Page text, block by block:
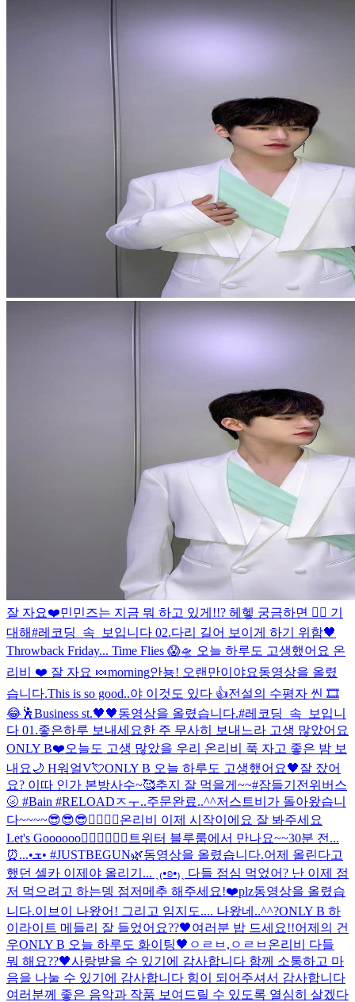
잘 자요❤️민민즈는 지금 뭐 하고 있게!!? 헤헿 궁금하면 ✌🏻 기
대해#레코딩_속_보입니다 02.다리 길어 보이게 하기 위함🖤
Throwback Friday... Time Flies 😱🛸 오늘 하루도 고생했어요 온
리비 ❤️ 잘 자요 🍬morning안뇽! 오랜만이야요동영상을 올렸
습니다.This is so good..야 이것도 있다 👍전설의 수평자 씬 🎞
😂 🕺Business st.🖤🖤동영상을 올렸습니다.#레코딩_속_보입니
다 01.좋은하루 보내세요한 주 무사히 보내느라 고생 많았어요
ONLY B❤️오늘도 고생 많았을 우리 온리비 푹 자고 좋은 밤 보
내요🌙 H워얼V💘ONLY B 오늘 하루도 고생했어요🖤잘 잤어
요? 이따 인가 본방사수~🥰추지 잘 먹을게~~#잠들기전위버스
🌝 #Bain #RELOADㅈㅜ..주문완료..^^저스트비가 돌아왔습니
다~~~~😎😎😎❤️‍🔥❤️‍🔥온리비 이제 시작이에요 잘 봐주세요
Let's Goooooo❤️‍🔥❤️‍🔥❤️‍🔥 트위터 블루룸에서 만나요~~30분 전...
⏰...•ܫ• #JUSTBEGUN🌿동영상을 올렸습니다.어제 올린다고
했던 셀카 이제야 올리기... ˎ₍•ʚ•₎ˏ 다들 점심 먹었어? 난 이제 점
저 먹으려고 하는뎅 점저메추 해주세요!❤️plz동영상을 올렸습
니다.이브이 나왔어! 그리고 임지도.... 나왔네..^^?ONLY B 하
이라이트 메들리 잘 들었어요??🖤여러분 밥 드세요!!어제의 건
우ONLY B 오늘 하루도 화이팅🖤 ㅇㄹㅂ,ㅇㄹㅂ 온리비 다들
뭐 해요??🖤사랑받을 수 있기에 감사합니다 함께 소통하고 마
음을 나눌 수 있기에 감사합니다 힘이 되어주셔서 감사합니다
여러분께 좋은 음악과 작품 보여드릴 수 있도록 열심히 살겠다